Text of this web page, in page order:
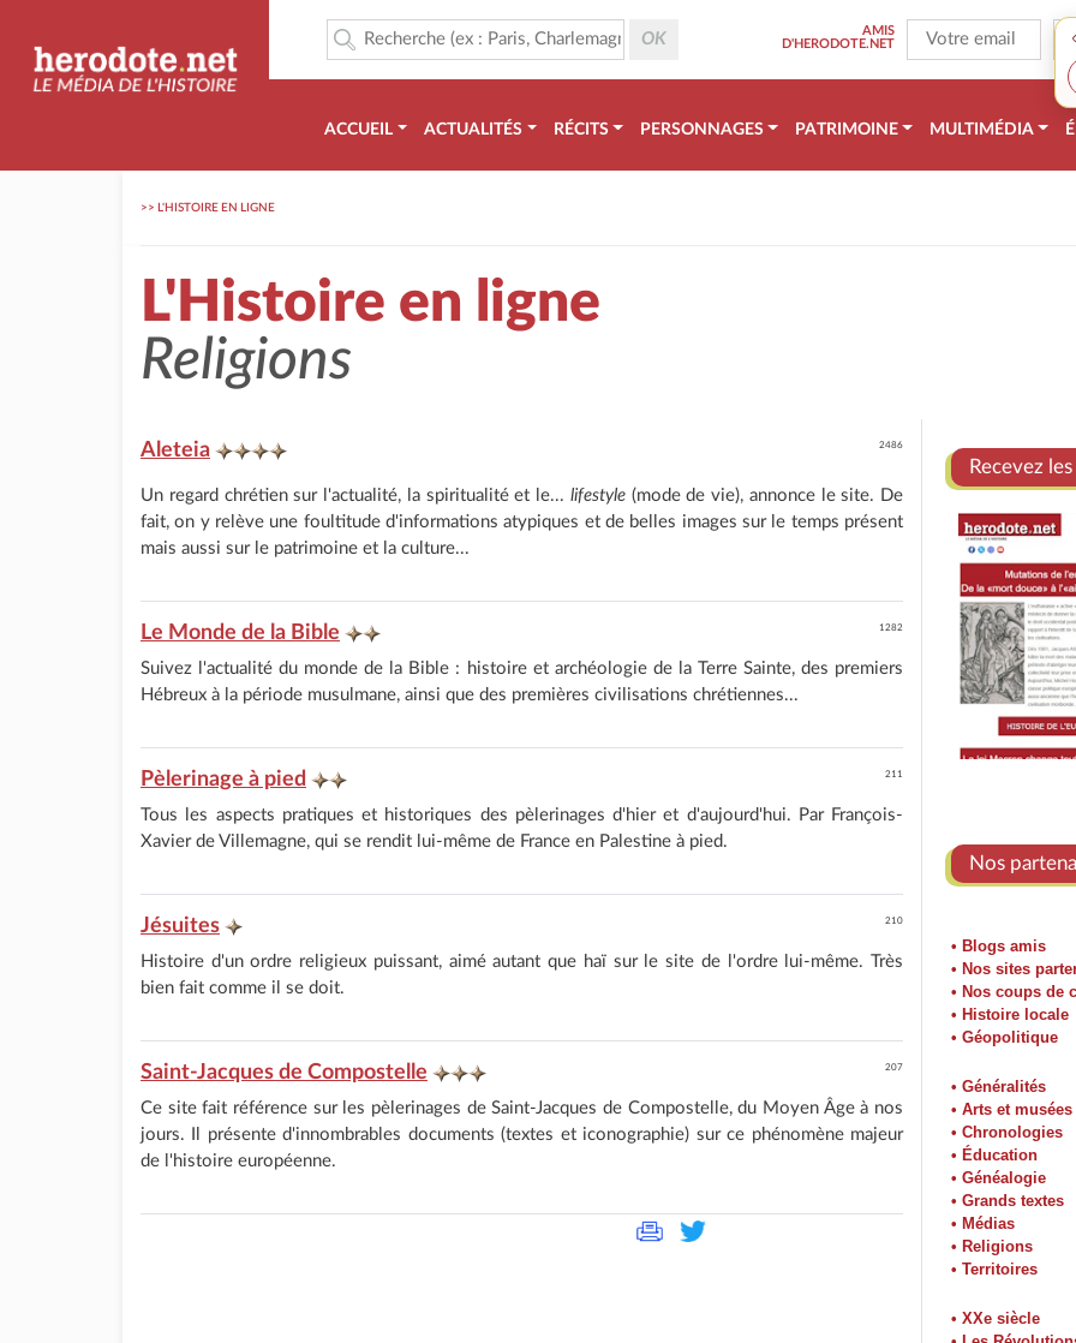
AMIS
D'HERODOTE.NET
ACCUEIL ACTUALITÉS RÉCITS PERSONNAGES PATRIMOINE MULTIMÉDIA
>> L'HISTOIRE EN LIGNE
L'Histoire en ligne
Religions
2486
Aleteia
Un regard chrétien sur l'actualité, la spiritualité et le... lifestyle(mode de vie), annonce le site. De
fait, on y relève une foultitude d'informations atypiques et de belles images sur le temps présent
mais aussi sur le patrimoine et la culture...
1282
Le Monde de la Bible
Suivez l'actualité du monde de la Bible : histoire et archéologie de la Terre Sainte, des premiers
Hébreux à la période musulmane, ainsi que des premières civilisations chrétiennes...
211
Pèlerinage à pied
Tous les aspects pratiques et historiques des pèlerinages d'hier et d'aujourd'hui. Par François-
Xavier de Villemagne, qui se rendit lui-même de France en Palestine à pied.
210
Jésuites
Histoire d'un ordre religieux puissant, aimé autant que haï sur le site de l'ordre lui-même. Très
bien fait comme il se doit.
207
Saint-Jacques de Compostelle
Ce site fait référence sur les pèlerinages de Saint-Jacques de Compostelle, du Moyen Âge à nos
jours. Il présente d'innombrables documents (textes et iconographie) sur ce phénomène majeur
de l'histoire européenne.
Recevez
Nos
• Blogs amis
• Nos sites
• Nos coups de
• Histoire locale
• Géopolitique
• Généralités
• Arts et musées
• Chronologies
• Éducation
• Généalogie
• Grands textes
• Médias
• Religions
• Territoires
• XXe siècle